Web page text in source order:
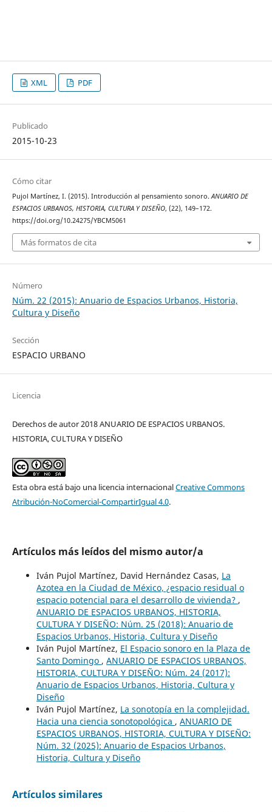
XML PDF
Publicado
2015-10-23
Cómo citar
Pujol Martínez, I. (2015). Introducción al pensamiento sonoro.ANUARIO DE
ESPACIOS URBANOS, HISTORIA, CULTURA Y DISEÑO, (22), 149–172.
https://doi.org/10.24275/YBCM5061
Más formatos de cita
Número
Núm. 22 (2015): Anuario de Espacios Urbanos, Historia,
Cultura y Diseño
Sección
ESPACIO URBANO
Licencia
Derechos de autor 2018 ANUARIO DE ESPACIOS URBANOS.
HISTORIA, CULTURA Y DISEÑO
Esta obra está bajo una licencia internacionalCreative Commons
Atribución-NoComercial-CompartirIgual 4.0.
Artículos más leídos del mismo autor/a
Iván Pujol Martínez, David Hernández Casas, La
Azotea en la Ciudad de México, ¿espacio residual o
espacio potencial para el desarrollo de vivienda? ,
ANUARIO DE ESPACIOS URBANOS, HISTORIA,
CULTURA Y DISEÑO: Núm. 25 (2018): Anuario de
Espacios Urbanos, Historia, Cultura y Diseño
Iván Pujol Martínez, El Espacio sonoro en la Plaza de
Santo Domingo , ANUARIO DE ESPACIOS URBANOS,
HISTORIA, CULTURA Y DISEÑO: Núm. 24 (2017):
Anuario de Espacios Urbanos, Historia, Cultura y
Diseño
Iván Pujol Martínez, La sonotopía en la complejidad.
Hacia una ciencia sonotopológica , ANUARIO DE
ESPACIOS URBANOS, HISTORIA, CULTURA Y DISEÑO:
Núm. 32 (2025): Anuario de Espacios Urbanos,
Historia, Cultura y Diseño
Artículos similares